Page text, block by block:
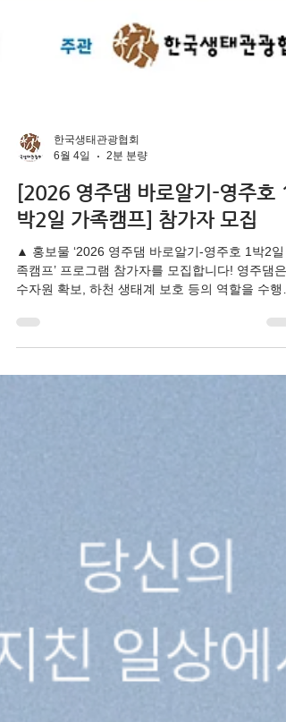
6월 4일
2분 분량
[2026 영주댐 바로알기-영주호 1
박2일 가족캠프] 참가자 모집
▲ 홍보물 ‘2026 영주댐 바로알기-영주호 1박2일 가
수자원 확보, 하천 생태계 보호 등의 역할을 수행
며 주변에 수려한 자연경관과 다양한 생태·문화 관
불가 / 자차 집결 시 영주역 인근 주차장 주차 후 프
로그램 합류(주차료 미제공) ​ ∎ 운영기간 : 회차별
상이 - 1회차 :.